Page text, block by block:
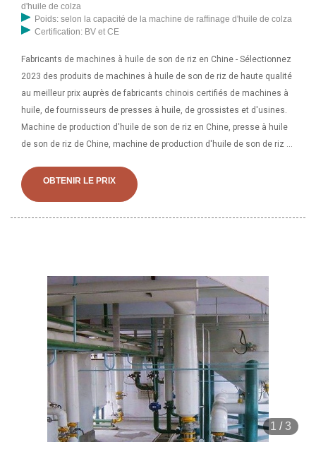
d'huile de colza
Poids: selon la capacité de la machine de raffinage d'huile de colza
Certification: BV et CE
Fabricants de machines à huile de son de riz en Chine - Sélectionnez
2023 des produits de machines à huile de son de riz de haute qualité
au meilleur prix auprès de fabricants chinois certifiés de machines à
huile, de fournisseurs de presses à huile, de grossistes et d'usines.
Machine de production d'huile de son de riz en Chine, presse à huile
de son de riz de Chine, machine de production d'huile de son de riz à
Zhongzhiyuan Grain and Oil Machinery Co., Ltd.
OBTENIR LE PRIX
1 /3